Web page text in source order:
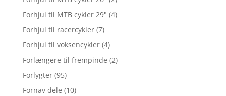
Forhjul til MTB cykler 29" (4)
Forhjul til racercykler (7)
Forhjul til voksencykler (4)
Forlængere til frempinde (2)
Forlygter (95)
Fornav dele (10)